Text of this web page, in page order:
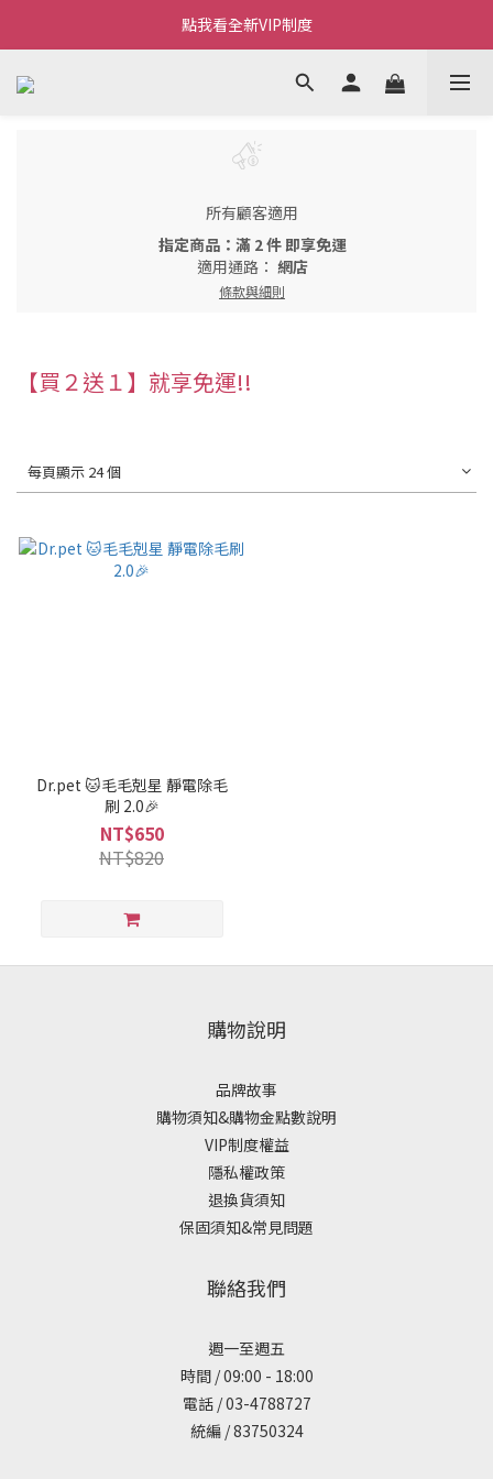
Welcome~私藏生活~
點我看全新VIP制度
全新購物金/點數使用說明
所有顧客適用
指定商品：滿 2 件 即享免運
適用通路： 網店
條款與細則
【買２送１】就享免運!!
每頁顯示 24 個
Dr.pet 🐱毛毛剋星 靜電除毛
刷 2.0🎉
NT$650
NT$820
購物說明
品牌故事
購物須知&購物金點數說明
VIP制度權益
隱私權政策
退換貨須知
保固須知&常見問題
聯絡我們
週一至週五
時間 / 09:00 - 18:00
電話 / 03-4788727
統編 / 83750324